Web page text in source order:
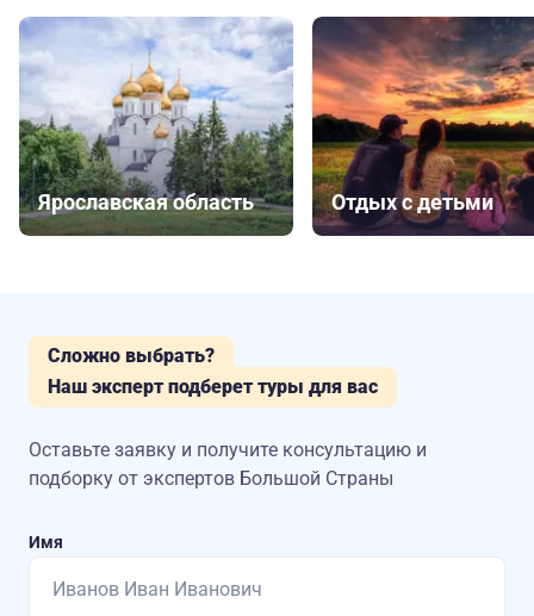
Ярославская область Отдых с детьми
Сложно выбрать?
Наш эксперт подберет туры для вас
Оставьте заявку и получите консультацию и
подборку от экспертов Большой Страны
Имя